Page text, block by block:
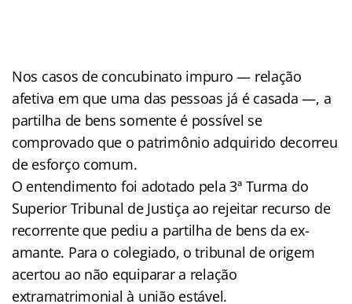
Nos casos de concubinato impuro — relação
afetiva em que uma das pessoas já é casada —, a
partilha de bens somente é possível se
comprovado que o patrimônio adquirido decorreu
de esforço comum.
O entendimento foi adotado pela 3ª Turma do
Superior Tribunal de Justiça ao rejeitar recurso de
recorrente que pediu a partilha de bens da ex-
amante. Para o colegiado, o tribunal de origem
acertou ao não equiparar a relação
extramatrimonial à união estável.